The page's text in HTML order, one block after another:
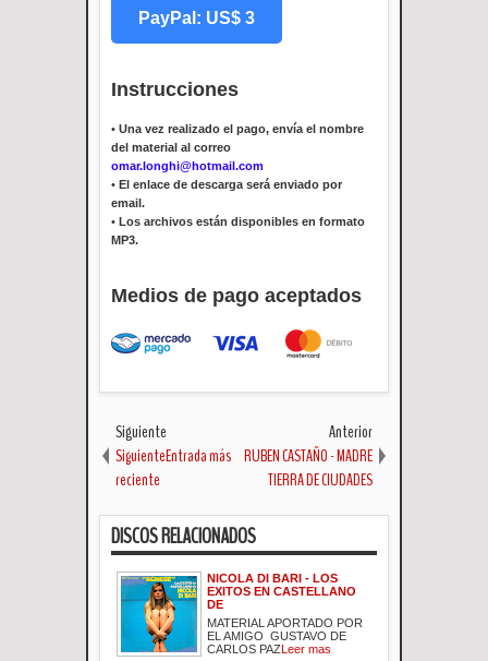
PayPal: US$ 3
Instrucciones
• Una vez realizado el pago, envía el nombre
del material al correo
omar.longhi@hotmail.com
• El enlace de descarga será enviado por
email.
• Los archivos están disponibles en formato
MP3.
Medios de pago aceptados
Siguiente
SiguienteEntrada más
reciente
Anterior
RUBEN CASTAÑO - MADRE
TIERRA DE CIUDADES
DISCOS RELACIONADOS
NICOLA DI BARI - LOS
EXITOS EN CASTELLANO
DE
MATERIAL APORTADO POR
EL AMIGO GUSTAVO DE
CARLOS PAZLeer mas